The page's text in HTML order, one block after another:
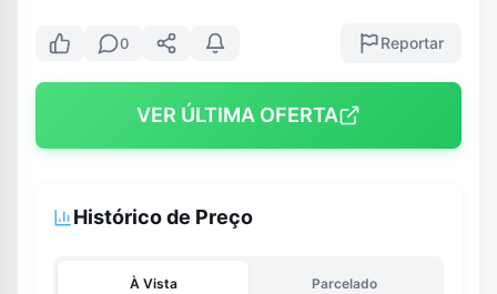
0 Reportar
VER ÚLTIMA OFERTA
Histórico de Preço
À Vista Parcelado